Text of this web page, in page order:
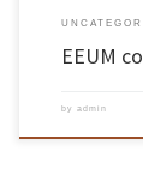
EEUM
by admin